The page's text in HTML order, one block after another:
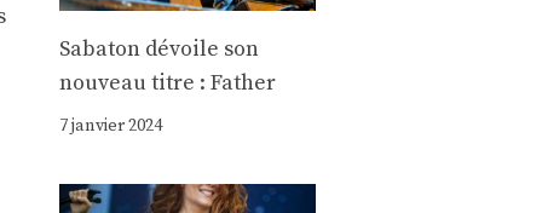
Sabaton dévoile son
nouveau titre : Father
7 janvier 2024